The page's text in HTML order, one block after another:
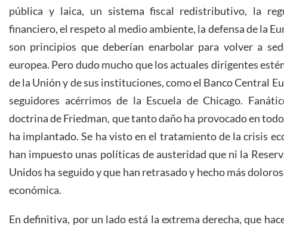
pública y laica, un sistema fiscal redistributivo, la
financiero, el respeto al medio ambiente, la defensa de la
son principios que deberían enarbolar para volver a
europea. Pero dudo mucho que los actuales dirigentes
de la Unión y de sus instituciones, como el Banco Central
seguidores acérrimos de la Escuela de Chicago.
doctrina de Friedman, que tanto daño ha provocado en
ha implantado. Se ha visto en el tratamiento de la crisis
han impuesto unas políticas de austeridad que ni la
Unidos ha seguido y que han retrasado y hecho más
económica.
En definitiva, por un lado está la extrema derecha, que